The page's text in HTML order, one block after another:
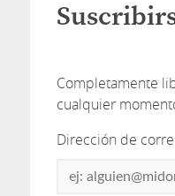
Completamente
cualquier
Dirección de
Dirección